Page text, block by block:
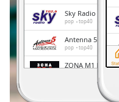
descriptions
off,
selected
Subtitles
settings,
Sky Radio
pop top40
Antenna 5
pop top40
ZONA M1 RADIO
Extra Radio